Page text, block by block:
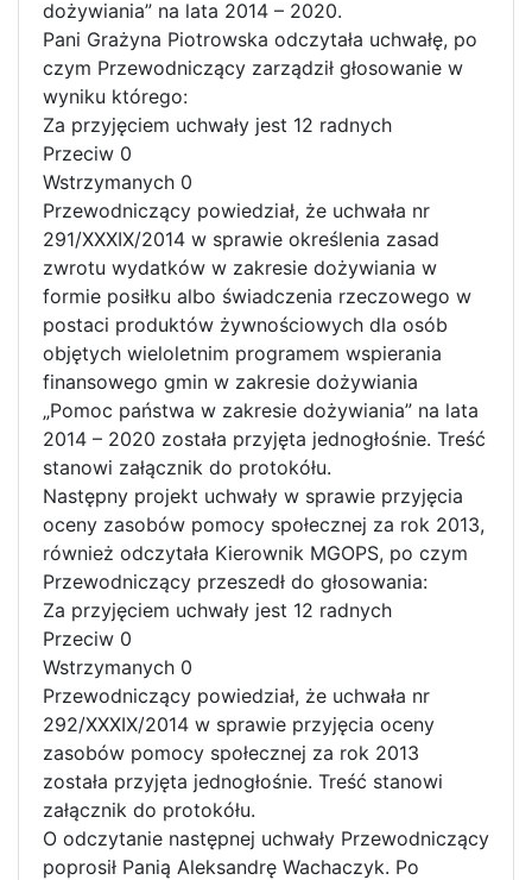
dożywiania” na lata 2014 – 2020.
Pani Grażyna Piotrowska odczytała uchwałę, po
czym Przewodniczący zarządził głosowanie w
wyniku którego:
Za przyjęciem uchwały jest 12 radnych
Przeciw 0
Wstrzymanych 0
Przewodniczący powiedział, że uchwała nr
291/XXXIX/2014 w sprawie określenia zasad
zwrotu wydatków w zakresie dożywiania w
formie posiłku albo świadczenia rzeczowego w
postaci produktów żywnościowych dla osób
objętych wieloletnim programem wspierania
finansowego gmin w zakresie dożywiania
„Pomoc państwa w zakresie dożywiania” na lata
2014 – 2020 została przyjęta jednogłośnie. Treść
stanowi załącznik do protokółu.
Następny projekt uchwały w sprawie przyjęcia
oceny zasobów pomocy społecznej za rok 2013,
również odczytała Kierownik MGOPS, po czym
Przewodniczący przeszedł do głosowania:
Za przyjęciem uchwały jest 12 radnych
Przeciw 0
Wstrzymanych 0
Przewodniczący powiedział, że uchwała nr
292/XXXIX/2014 w sprawie przyjęcia oceny
zasobów pomocy społecznej za rok 2013
została przyjęta jednogłośnie. Treść stanowi
załącznik do protokółu.
O odczytanie następnej uchwały Przewodniczący
poprosił Panią Aleksandrę Wachaczyk. Po